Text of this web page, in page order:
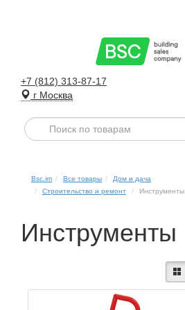
+7 (812) 313-87-17
г Москва
Bsc.im Все товары
Дом и дача
Строительство и ремонт
Инструменты
Инструменты